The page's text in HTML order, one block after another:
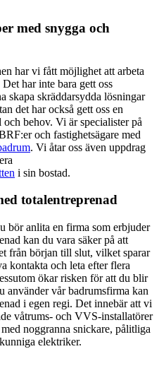
med snygga och
har vi fått möjlighet att arbeta
har inte bara gett oss
skapa skräddarsydda lösningar
det har också gett oss en
behov. Vi är specialister på
och fastighetsägare med
. Vi åtar oss även uppdrag
i sin bostad.
totalentreprenad
bör anlita en firma som erbjuder
kan du vara säker på att
från början till slut, vilket sparar
kontakta och leta efter flera
ökar risken för att du blir
använder vår badrumsfirma kan
i egen regi. Det innebär att vi
våtrums- och VVS-installatörer
noggranna snickare, pålitliga
elektriker.